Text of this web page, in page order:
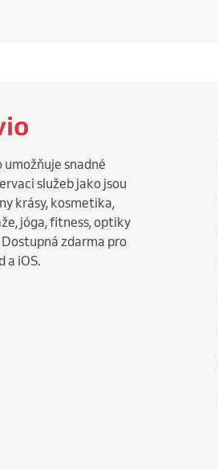
snadné
služeb jako jsou
krásy, kosmetika,
jóga, fitness, optiky
zdarma pro
a iOS.